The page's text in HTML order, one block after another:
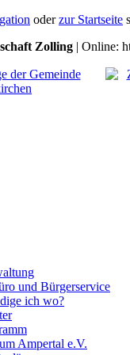
oderzur Startseite
Zolling | Online:
und Bürgerservice
ich wo?
Ampertal e.V.